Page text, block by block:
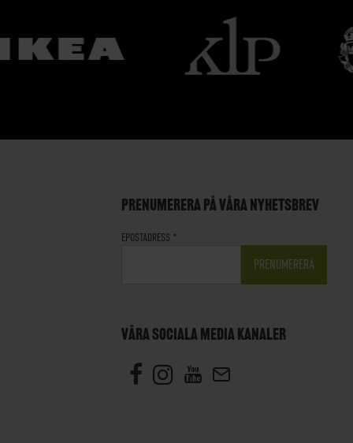
PRENUMERERA PÅ VÅRA NYHETSBREV
EPOSTADRESS *
VÅRA SOCIALA MEDIA KANALER